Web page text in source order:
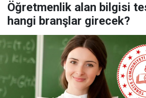
Öğretmenlik alan bilgisi
hangi branşlar girecek?